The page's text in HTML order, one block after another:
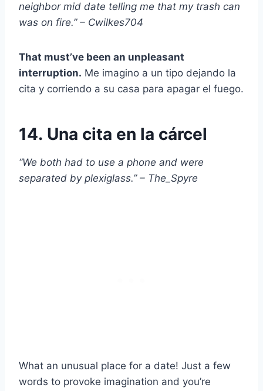
neighbor mid date telling me that my trash can
was on fire.” – Cwilkes704
That must’ve been an unpleasant
interruption. Me imagino a un tipo dejando la
cita y corriendo a su casa para apagar el fuego.
14. Una cita en la cárcel
“We both had to use a phone and were
separated by plexiglass.” – The_Spyre
What an unusual place for a date! Just a few
words to provoke imagination and you’re